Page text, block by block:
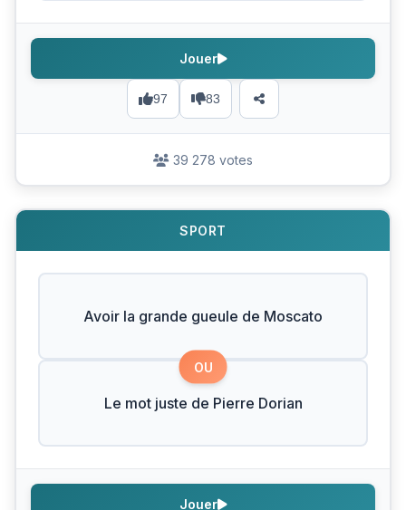
97 83
Jouer
39 278 votes
SPORT
Avoir la grande gueule de Moscato
OU
Le mot juste de Pierre Dorian
Jouer